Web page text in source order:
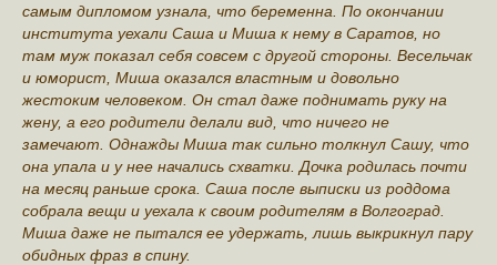
самым дипломом узнала, что беременна. По окончании
института уехали Саша и Миша к нему в Саратов, но
там муж показал себя совсем с другой стороны. Весельчак
и юморист, Миша оказался властным и довольно
жестоким человеком. Он стал даже поднимать руку на
жену, а его родители делали вид, что ничего не
замечают. Однажды Миша так сильно толкнул Сашу, что
она упала и у нее начались схватки. Дочка родилась почти
на месяц раньше срока. Саша после выписки из роддома
собрала вещи и уехала к своим родителям в Волгоград.
Миша даже не пытался ее удержать, лишь выкрикнул пару
обидных фраз в спину.